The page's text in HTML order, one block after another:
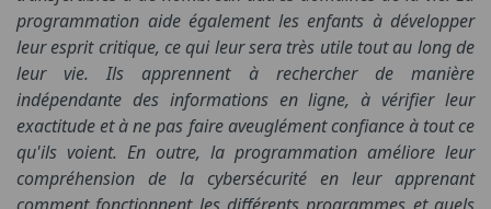
programmation aide également les enfants à développer
leur esprit critique, ce qui leur sera très utile tout au long de
leur vie. Ils apprennent à rechercher de manière
indépendante des informations en ligne, à vérifier leur
exactitude et à ne pas faire aveuglément confiance à tout ce
qu'ils voient. En outre, la programmation améliore leur
compréhension de la cybersécurité en leur apprenant